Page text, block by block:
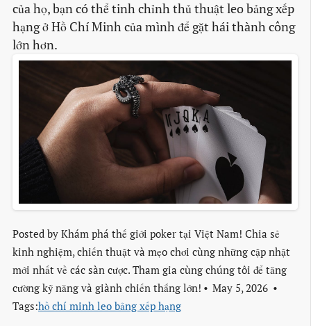
của họ, bạn có thể tinh chỉnh thủ thuật leo bảng xếp
hạng ở Hồ Chí Minh của mình để gặt hái thành công
lớn hơn.
Posted by Khám phá thế giới poker tại Việt Nam! Chia sẻ
kinh nghiệm, chiến thuật và mẹo chơi cùng những cập nhật
mới nhất về các sàn cược. Tham gia cùng chúng tôi để tăng
cường kỹ năng và giành chiến thắng lớn!
May 5, 2026
Tags:hồ chí minh leo bảng xếp hạng